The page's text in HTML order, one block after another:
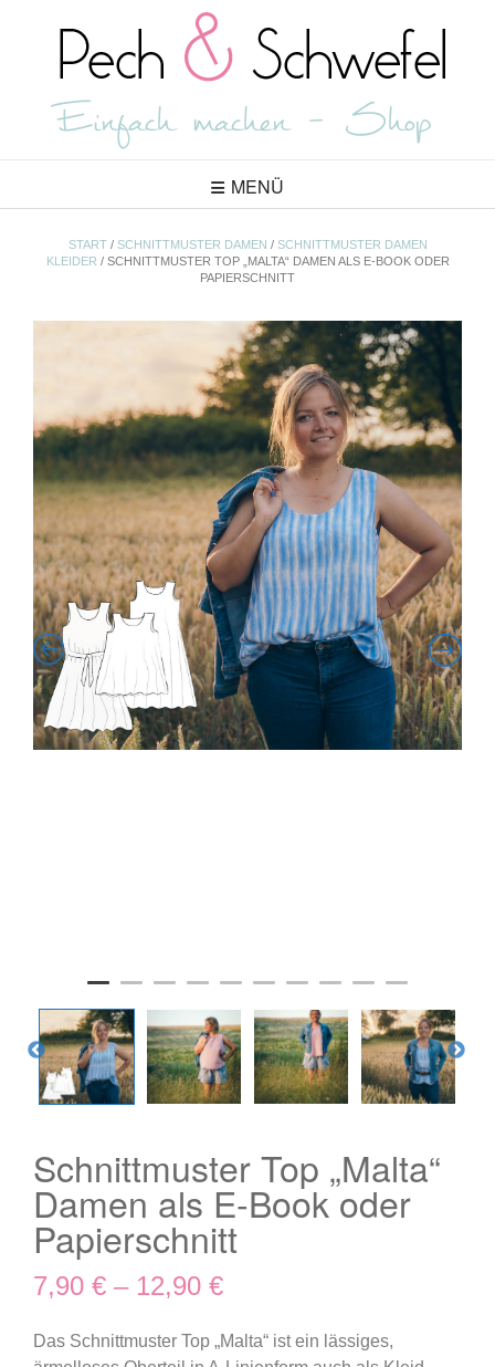
MENÜ
START/ SCHNITTMUSTER DAMEN / SCHNITTMUSTER DAMEN
KLEIDER / SCHNITTMUSTER TOP „MALTA“ DAMEN ALS E-BOOK ODER
PAPIERSCHNITT
Schnittmuster Top „Malta“
Damen als E-Book oder
Papierschnitt
7,90 € – 12,90 €
Das Schnittmuster Top „Malta“ ist ein lässiges,